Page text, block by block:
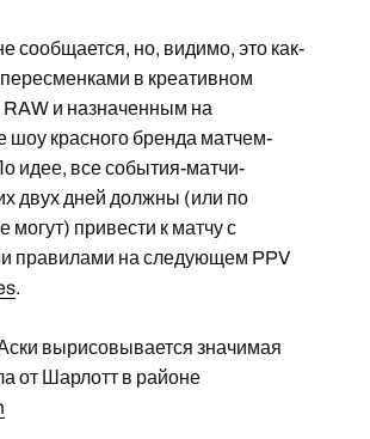
сообщается, но, видимо, это как-
пересменками в креативном
RAW и назначенным на
шоу красного бренда матчем-
идее, все события-матчи-
двух дней должны (или по
могут) привести к матчу с
правилами на следующем PPV
.
вырисовывается значимая
от Шарлотт в районе